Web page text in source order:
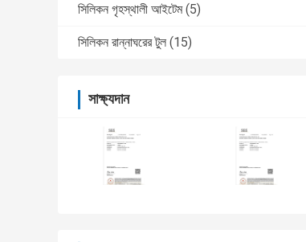
সিলিকন গৃহস্থালী আইটেম (5)
সিলিকন রান্নাঘরের টুল (15)
সাক্ষ্যদান